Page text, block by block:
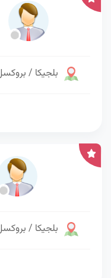
بلجيكا /
بلجيكا /